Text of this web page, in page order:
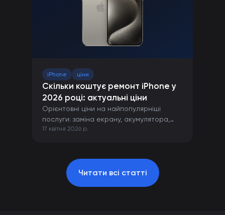
iPhone ціни
Скільки коштує ремонт iPhone у
2026 році: актуальні ціни
Орієнтовні ціни на найпопулярніші
послуги: заміна екрану, акумулятора,
камери та інших компонентів iPhone.
17 квітня 2026 р.
Читати всі статті